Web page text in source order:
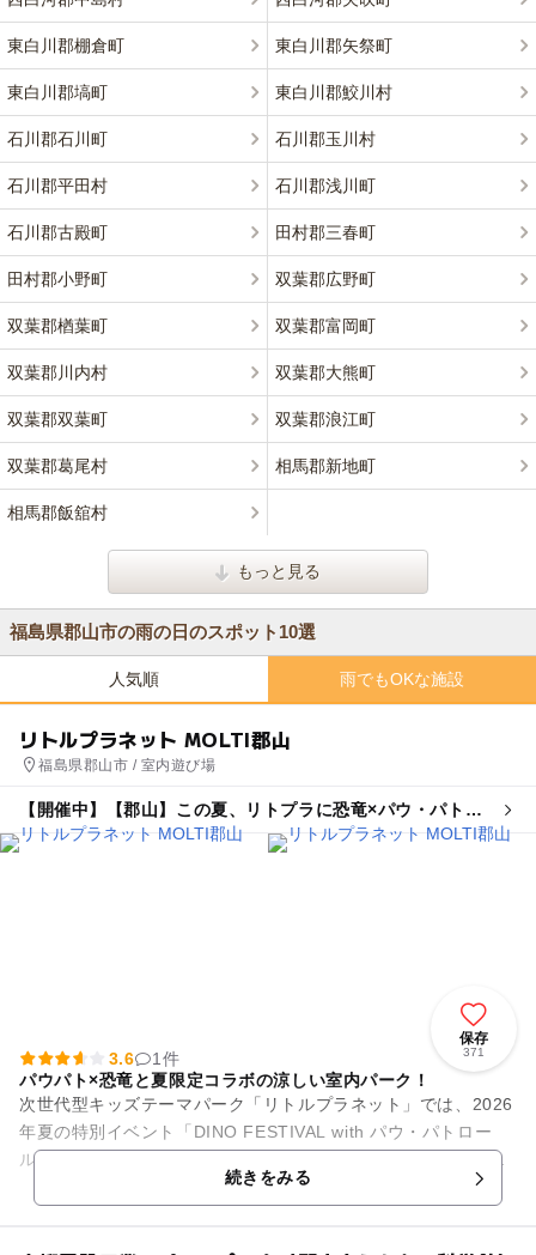
東白川郡棚倉町 東白川郡矢祭町
東白川郡塙町 東白川郡鮫川村
石川郡石川町 石川郡玉川村
石川郡平田村 石川郡浅川町
石川郡古殿町 田村郡三春町
田村郡小野町 双葉郡広野町
双葉郡楢葉町 双葉郡富岡町
双葉郡川内村 双葉郡大熊町
双葉郡双葉町 双葉郡浪江町
双葉郡葛尾村 相馬郡新地町
相馬郡飯舘村
もっと見る
福島県郡山市の雨の日のスポット10選
人気順 雨でもOKな施設
リトルプラネット MOLTI郡山
福島県郡山市 / 室内遊び場
【開催中】【郡山】この夏、リトプラに恐竜×パウ・パトロ
ールがやってくる!
保存
371
3.6
1件
パウパト×恐竜と夏限定コラボの涼しい室内パーク！
次世代型キッズテーマパーク「リトルプラネット」では、2026
年夏の特別イベント「DINO FESTIVAL with パウ・パトロー
ル」を開催中！映画公開を記念した、今しか楽しめない大迫力
続きをみる